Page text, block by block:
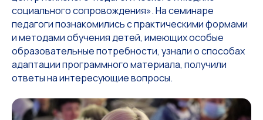
социального сопровождения». На семинаре
педагоги познакомились с практическими формами
и методами обучения детей, имеющих особые
образовательные потребности, узнали о способах
адаптации программного материала, получили
ответы на интересующие вопросы.